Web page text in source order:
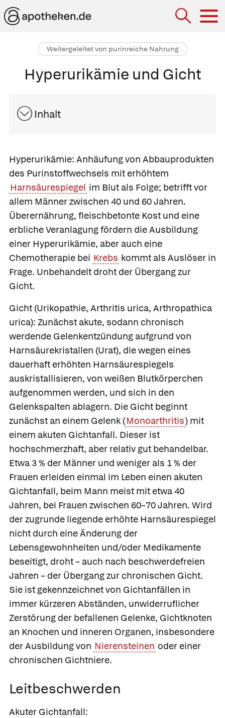
Weitergeleitet von purinreiche Nahrung
Hyperurikämie und Gicht
Inhalt
Hyperurikämie: Anhäufung von Abbauprodukten
des Purinstoffwechsels mit erhöhtem
Harnsäurespiegel im Blut als Folge; betrifft vor
allem Männer zwischen 40 und 60 Jahren.
Überernährung, fleischbetonte Kost und eine
erbliche Veranlagung fördern die Ausbildung
einer Hyperurikämie, aber auch eine
Chemotherapie bei Krebs kommt als Auslöser in
Frage. Unbehandelt droht der Übergang zur
Gicht.
Gicht (Urikopathie, Arthritis urica, Arthropathica
urica): Zunächst akute, sodann chronisch
werdende Gelenkentzündung aufgrund von
Harnsäurekristallen (Urat), die wegen eines
dauerhaft erhöhten Harnsäurespiegels
auskristallisieren, von weißen Blutkörperchen
aufgenommen werden, und sich in den
Gelenkspalten ablagern. Die Gicht beginnt
zunächst an einem Gelenk (Monoarthritis) mit
einem akuten Gichtanfall. Dieser ist
hochschmerzhaft, aber relativ gut behandelbar.
Etwa 3 % der Männer und weniger als 1 % der
Frauen erleiden einmal im Leben einen akuten
Gichtanfall, beim Mann meist mit etwa 40
Jahren, bei Frauen zwischen 60–70 Jahren. Wird
der zugrunde liegende erhöhte Harnsäurespiegel
nicht durch eine Änderung der
Lebensgewohnheiten und/oder Medikamente
beseitigt, droht – auch nach beschwerdefreien
Jahren – der Übergang zur chronischen Gicht.
Sie ist gekennzeichnet von Gichtanfällen in
immer kürzeren Abständen, unwiderruflicher
Zerstörung der befallenen Gelenke, Gichtknoten
an Knochen und inneren Organen, insbesondere
der Ausbildung von Nierensteinen oder einer
chronischen Gichtniere.
Leitbeschwerden
Akuter Gichtanfall: